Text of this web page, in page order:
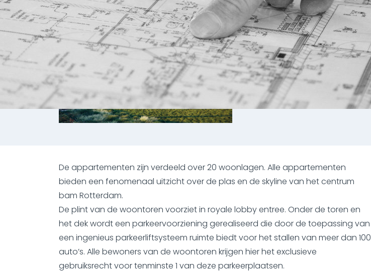
De appartementen zijn verdeeld over 20 woonlagen. Alle appartementen
bieden een fenomenaal uitzicht over de plas en de skyline van het centrum
bam Rotterdam.
De plint van de woontoren voorziet in royale lobby entree. Onder de toren en
het dek wordt een parkeervoorziening gerealiseerd die door de toepassing van
een ingenieus parkeerliftsysteem ruimte biedt voor het stallen van meer dan 100
auto’s. Alle bewoners van de woontoren krijgen hier het exclusieve
gebruiksrecht voor tenminste 1 van deze parkeerplaatsen.